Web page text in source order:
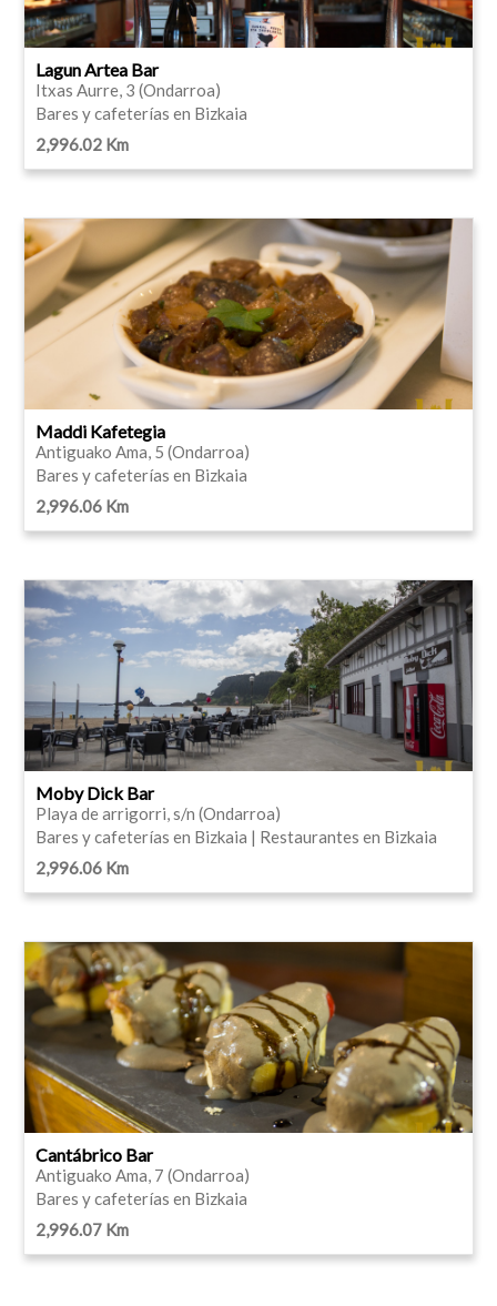
Lagun Artea Bar
Itxas Aurre, 3 (Ondarroa)
Bares y cafeterías en Bizkaia
2,996.02 Km
Maddi Kafetegia
Antiguako Ama, 5 (Ondarroa)
Bares y cafeterías en Bizkaia
2,996.06 Km
Moby Dick Bar
Playa de arrigorri, s/n (Ondarroa)
Bares y cafeterías en Bizkaia | Restaurantes en Bizkaia
2,996.06 Km
Cantábrico Bar
Antiguako Ama, 7 (Ondarroa)
Bares y cafeterías en Bizkaia
2,996.07 Km